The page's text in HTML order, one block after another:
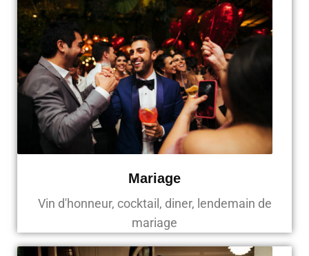
Mariage
Vin d'honneur, cocktail, diner, lendemain de
mariage